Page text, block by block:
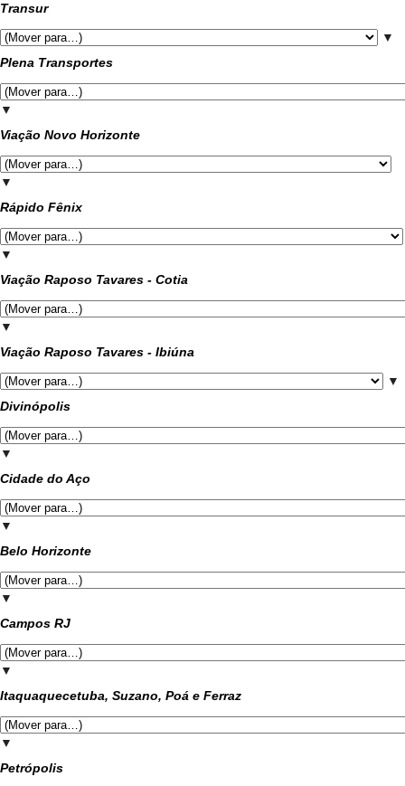
Transur
▼
Plena Transportes
▼
Viação Novo Horizonte
▼
Rápido Fênix
▼
Viação Raposo Tavares - Cotia
▼
Viação Raposo Tavares - Ibiúna
▼
Divinópolis
▼
Cidade do Aço
▼
Belo Horizonte
▼
Campos RJ
▼
Itaquaquecetuba, Suzano, Poá e Ferraz
▼
Petrópolis